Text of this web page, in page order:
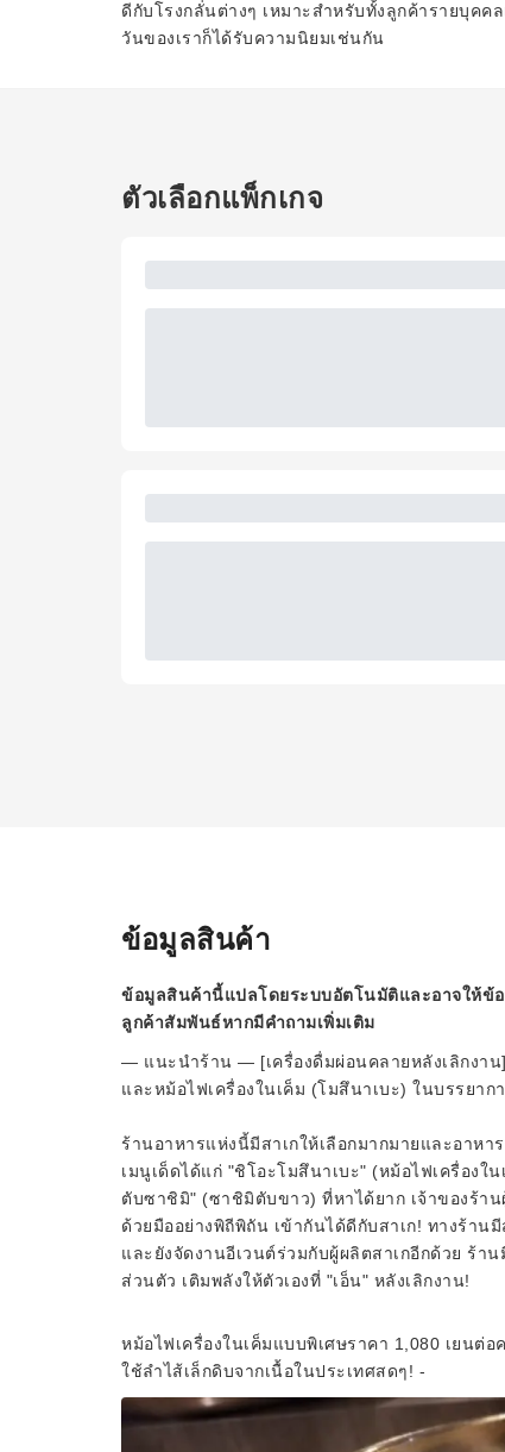
ดีกับโรงกลั่นต่างๆ เหมาะสำหรับทั้งลูกค้ารายบุค
วันของเราก็ได้รับความนิยมเช่นกัน
ตัวเลือกแพ็กเกจ
ข้อมูลสินค้า
ข้อมูลสินค้านี้แปลโดยระบบอัตโนมัติและอาจให้ข้
ลูกค้าสัมพันธ์หากมีคำถามเพิ่มเติม
— แนะนำร้าน — [เครื่องดื่มผ่อนคลายหลังเลิกงา
และหม้อไฟเครื่องในเค็ม (โมสึนาเบะ) ในบรรยา
ร้านอาหารแห่งนี้มีสาเกให้เลือกมากมายและอาห
เมนูเด็ดได้แก่ "ชิโอะโมสึนาเบะ" (หม้อไฟเครื่อง
ตับซาชิมิ" (ซาชิมิตับขาว) ที่หาได้ยาก เจ้าของร้า
ด้วยมืออย่างพิถีพิถัน เข้ากันได้ดีกับสาเก! ทางร้าน
และยังจัดงานอีเวนต์ร่วมกับผู้ผลิตสาเกอีกด้วย ร้า
ส่วนตัว เติมพลังให้ตัวเองที่ "เอ็น" หลังเลิกงาน!
หม้อไฟเครื่องในเค็มแบบพิเศษราคา 1,080 เยน
ใช้ลำไส้เล็กดิบจากเนื้อในประเทศสดๆ! -